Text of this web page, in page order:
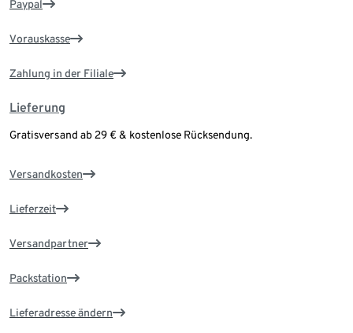
Paypal
Vorauskasse
Zahlung in der Filiale
Lieferung
Gratisversand ab 29 € & kostenlose Rücksendung.
Versandkosten
Lieferzeit
Versandpartner
Packstation
Lieferadresse ändern